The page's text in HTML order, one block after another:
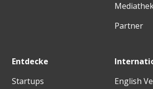
Partner
Entdecke
Startups
English